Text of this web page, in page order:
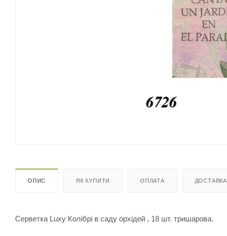
ОПИС ЯК КУПИТИ ОПЛАТА ДОСТАВКА
Серветка Luxy Колібрі в саду орхідей , 18 шт. тришарова.